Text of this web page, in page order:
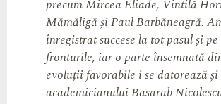
precum Mircea Eliade, Vintilă
Mămăligă și Paul Barbăneagră.
înregistrat succese la tot pasul și
fronturile, iar o parte însemnată
evoluții favorabile i se datorează și
academicianului Basarab